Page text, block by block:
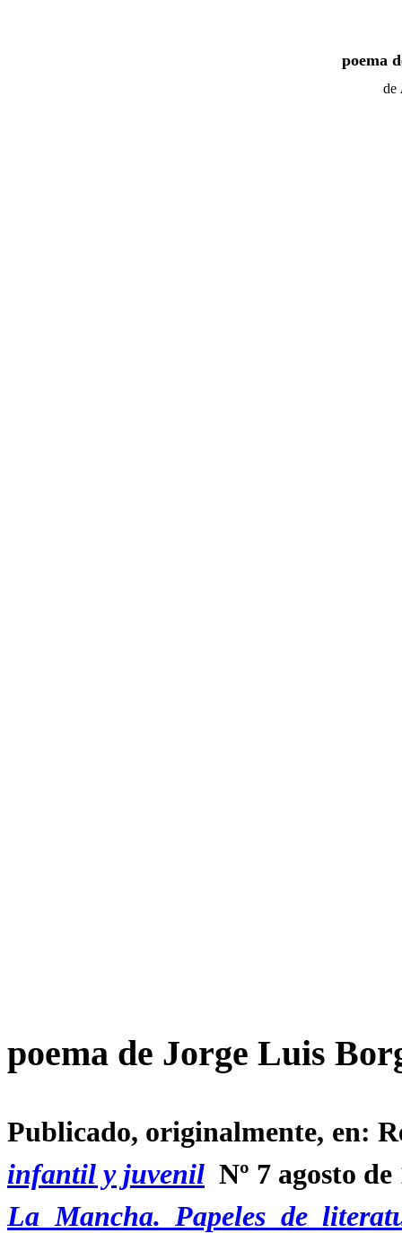
poema
de
poema de Jorge Luis
Publicado, originalmente, en:
infantil y juvenil Nº 7 agosto de
La Mancha. Papeles de